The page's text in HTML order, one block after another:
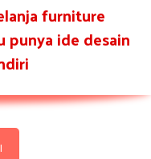
furniture
punya ide desain